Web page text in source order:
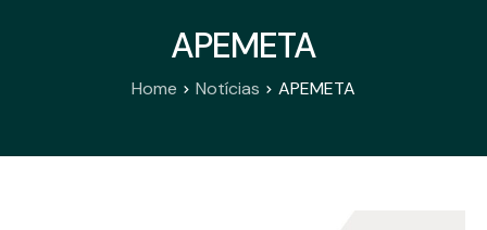
Contactos
APEMETA
Home Notícias APEMETA